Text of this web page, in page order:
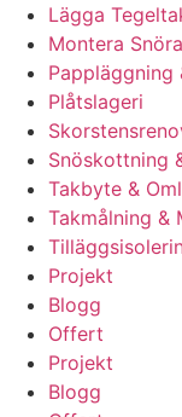
Lägga
Montera
Pappläggning
Plåtslageri
Snöskottning
Takbyte &
Takmålning &
Projekt
Blogg
Offert
Projekt
Blogg